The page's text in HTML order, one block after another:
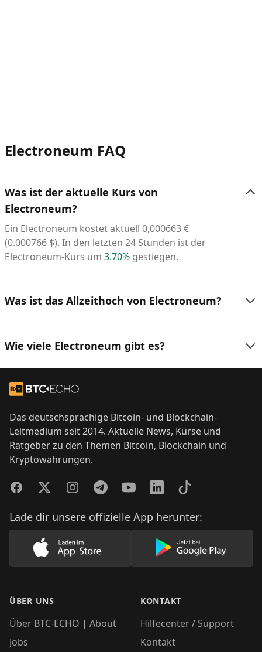
Electroneum FAQ
Was ist der aktuelle Kurs von
Electroneum?
Ein Electroneum kostet aktuell 0,000663€
(0.000766 $). In den letzten 24 Stunden ist der
Electroneum-Kurs um 3.70% gestiegen.
Was ist das Allzeithoch von Electroneum?
Wie viele Electroneum gibt es?
Zur Startseite
Das deutschsprachige Bitcoin- und Blockchain-
Leitmedium seit 2014. Aktuelle News, Kurse und
Ratgeber zu den Themen Bitcoin, Blockchain und
Kryptowährungen.
FacebookTwitterInstagramTelegramYouTubeLinkedInTikTok
Lade dir unsere offizielle App herunter:
Lade unsere App im AppStore herunter
Lade unsere
ÜBER UNS
Über BTC-ECHO | About
Jobs
KONTAKT
Hilfecenter / Support
Kontakt